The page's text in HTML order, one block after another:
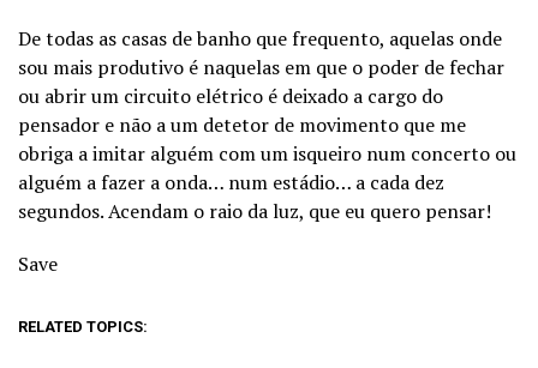
De todas as casas de banho que frequento, aquelas onde
sou mais produtivo é naquelas em que o poder de fechar
ou abrir um circuito elétrico é deixado a cargo do
pensador e não a um detetor de movimento que me
obriga a imitar alguém com um isqueiro num concerto ou
alguém a fazer a onda… num estádio… a cada dez
segundos. Acendam o raio da luz, que eu quero pensar!
Save
RELATED TOPICS: